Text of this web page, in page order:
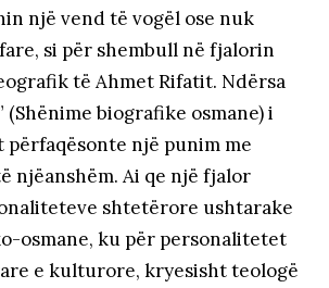
një vend të vogël ose nuk
si për shembull në fjalorin
të Ahmet Rifatit. Ndërsa
(Shënime biografike osmane) i
përfaqësonte një punim me
njëanshëm. Ai qe një fjalor
shtetërore ushtarake
osmane, ku për personalitetet
e kulturore, kryesisht teologë